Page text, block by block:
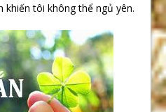
tôi không thể ngủ yên.